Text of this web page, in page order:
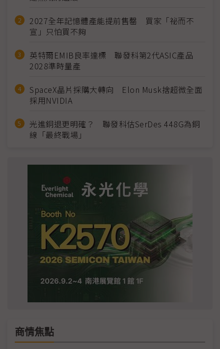
2027全年記憶體產能提前售罄 買家「祕而不
宣」只怕買不夠
英特爾EMIB良率達標 聯發科第2代ASIC產品
2028準時量產
SpaceX晶片採購大轉向 Elon Musk捨超微全面
採用NVIDIA
光進銅退更明確？ 聯發科估SerDes 448G為銅
線「最終戰場」
商情焦點